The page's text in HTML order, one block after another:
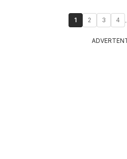
1 2 3 4